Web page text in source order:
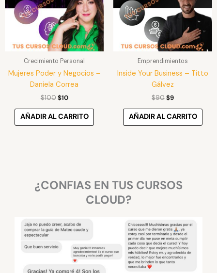
Crecimiento Personal
Mujeres Poder y Negocios –
Daniela Correa
$100 $10
AÑADIR AL CARRITO
Emprendimientos
Inside Your Business – Titto
Gálvez
$90$9
AÑADIR AL CARRITO
¿CONFIAS EN TUS CURSOS
CLOUD?